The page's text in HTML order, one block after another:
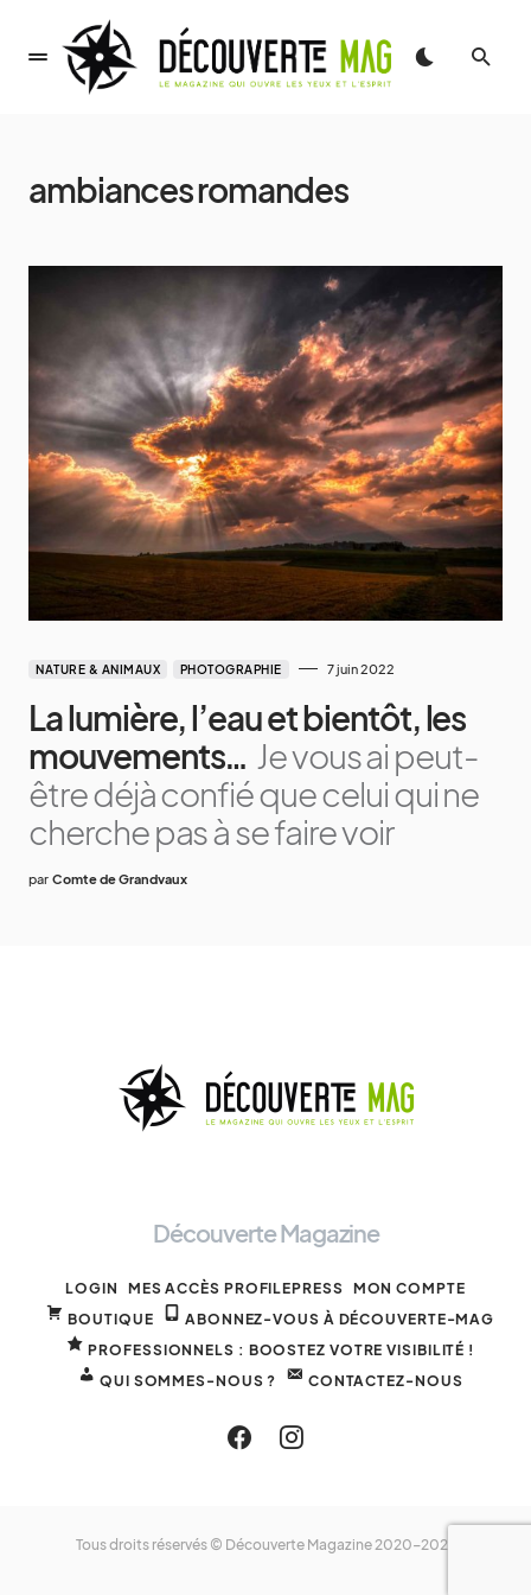
ambiances romandes
NATURE & ANIMAUX PHOTOGRAPHIE 7 juin 2022
La lumière, l’eau et bientôt, les
mouvements… Je vous ai peut-
être déjà confié que celui qui ne
cherche pas à se faire voir
par Comte de Grandvaux
Découverte Magazine
LOGIN MES ACCÈS PROFILEPRESS MON COMPTE
BOUTIQUE
ABONNEZ-VOUS À DÉCOUVERTE-MAG
PROFESSIONNELS : BOOSTEZ VOTRE VISIBILITÉ !
QUI SOMMES-NOUS ?
CONTACTEZ-NOUS
Tous droits réservés © Découverte Magazine 2020-2025